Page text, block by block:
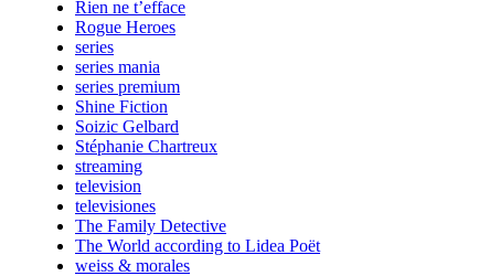
Rien ne t’efface
Rogue Heroes
series
series mania
series premium
Shine Fiction
Soizic Gelbard
Stéphanie Chartreux
streaming
television
televisiones
The Family Detective
The World according to Lidea Poët
weiss & morales